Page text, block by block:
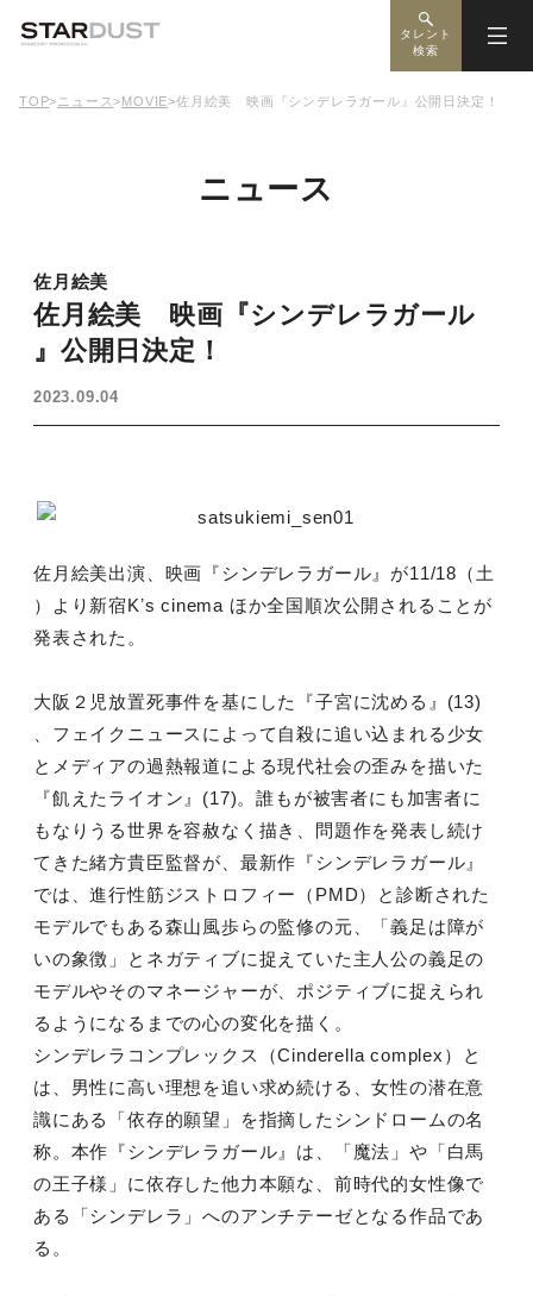
タレント
検索
TOP> ニュース>MOVIE>佐月絵美 映画『シンデレラガール』公開日決定！
ニュース
佐月絵美
佐月絵美 映画『シンデレラガール
』公開日決定！
2023.09.04
佐月絵美出演、映画『シンデレラガール』が11/18（土
）より 新宿Kʼs cinema ほか全国順次公開されることが
発表された。
大阪２児放置死事件を基にした『子宮に沈める』(13)
、フェイ クニュースによって自殺に追い込まれる少女
とメディアの過熱報道による現代社会の歪みを描いた
『飢えたライオン』(17)。誰もが被害者にも加害者に
もなりうる世界を容赦なく描き、問題作を発表し続け
てきた緒方貴臣監督が、最新作『シンデレラガール』
では、進行性筋ジストロフィー（PMD）と診断された
モデルでも ある森山風歩らの監修の元、「義足は障が
いの象徴」とネガティブに捉えていた主人公の義足の
モデルやそのマネージャーが、 ポジティブに捉えられ
るようになるまでの心の変化を描く。
シンデレラコンプレックス（Cinderellacomplex）と
は、男性に高い理想を追い求め続ける、女性の潜在意
識にある「依存的願望」を指摘したシンドロームの名
称。 本作『シンデレラガール』は、「魔法」や「白馬
の王子様」 に依存した他力本願な、前時代的女性像で
ある「シンデレラ」へのアンチテーゼとなる作品であ
る。